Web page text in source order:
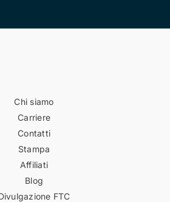
Chi siamo
Carriere
Contatti
Stampa
Affiliati
Blog
FTC